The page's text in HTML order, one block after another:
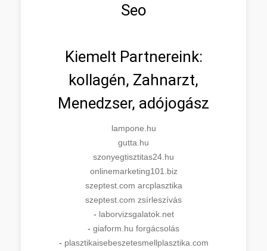
Seo
Kiemelt Partnereink:
kollagén, Zahnarzt,
Menedzser, adójogász
lampone.hu
gutta.hu
szonyegtisztitas24.hu
onlinemarketing101.biz
szeptest.com arcplasztika
szeptest.com zsírleszívás
- laborvizsgalatok.net
- giaform.hu forgácsolás
- plasztikaisebeszetesmellplasztika.com